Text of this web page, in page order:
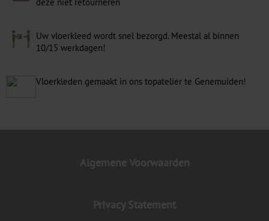
Uw vloerkleed wordt snel bezorgd. Meestal al binnen
10/15 werkdagen!
Vloerkleden gemaakt in ons topatelier te Genemuiden!
Algemene Voorwaarden
Privacy Statement